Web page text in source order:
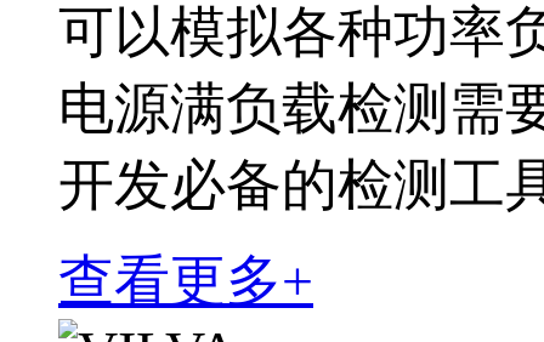
可以模拟各种功率
电源满负载检测需
开发必备的检测工
查看更多+